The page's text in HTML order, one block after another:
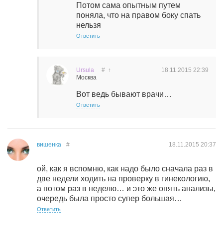
Потом сама опытным путем
поняла, что на правом боку спать
нельзя
Ответить
Ursula
Москва
18.11.2015 22:39
# ↑
Вот ведь бывают врачи…
Ответить
вишенка 18.11.2015 20:37
#
ой, как я вспомню, как надо было сначала раз в
две недели ходить на проверку в гинекологию,
а потом раз в неделю… и это же опять анализы,
очередь была просто супер большая…
Ответить